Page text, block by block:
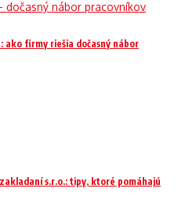
ako firmy riešia dočasný nábor
s.r.o.: tipy, ktoré pomáhajú